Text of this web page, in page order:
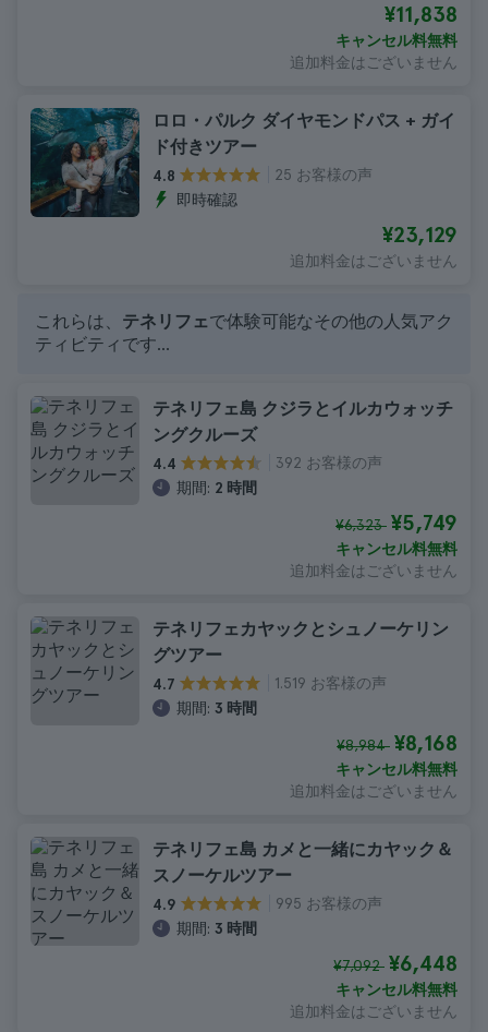
¥11,838
キャンセル料無料
追加料金はございません
ロロ・パルク ダイヤモンドパス + ガイ
ド付きツアー
4.8
25 お客様の声
即時確認
¥23,129
追加料金はございません
これらは、 テネリフェで体験可能なその他の人気アク
ティビティです...
テネリフェ島 クジラとイルカウォッチ
ングクルーズ
4.4
392 お客様の声
期間: 2 時間
¥6,323 ¥5,749
キャンセル料無料
追加料金はございません
テネリフェカヤックとシュノーケリン
グツアー
4.7
1.519 お客様の声
期間: 3 時間
¥8,984 ¥8,168
キャンセル料無料
追加料金はございません
テネリフェ島 カメと一緒にカヤック＆
スノーケルツアー
4.9
995 お客様の声
期間: 3 時間
¥7,092 ¥6,448
キャンセル料無料
追加料金はございません